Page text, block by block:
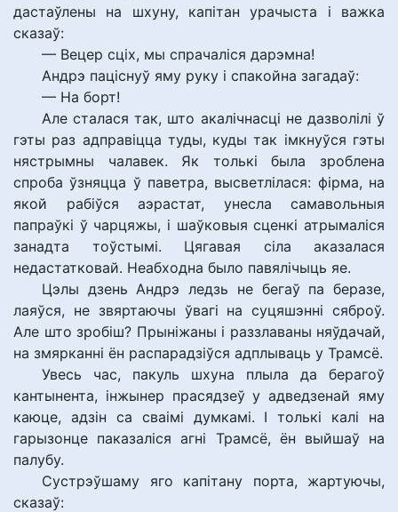
дастаўлены на шхуну, капітан урачыста і важка
сказаў:
— Вецер сціх, мы спрачаліся дарэмна!
Андрэ паціснуў яму руку і спакойна загадаў:
— На борт!
Але сталася так, што акалічнасці не дазволілі ў
гэты раз адправіцца туды, куды так імкнуўся гэты
нястрымны чалавек. Як толькі была зроблена
спроба ўзняцца ў паветра, высветлілася: фірма, на
якой рабіўся аэрастат, унесла самавольныя
папраўкі ў чарцяжы, і шаўковыя сценкі атрымаліся
занадта тоўстымі. Цягавая сіла аказалася
недастатковай. Неабходна было павялічыць яе.
Цэлы дзень Андрэ ледзь не бегаў па беразе,
лаяўся, не звяртаючы ўвагі на суцяшэнні сяброў.
Але што зробіш? Прыніжаны і раззлаваны няўдачай,
на змярканні ён распарадзіўся адплываць у Трамсё.
Увесь час, пакуль шхуна плыла да берагоў
кантынента, інжынер прасядзеў у адведзенай яму
каюце, адзін са сваімі думкамі. І толькі калі на
гарызонце паказаліся агні Трамсё, ён выйшаў на
палубу.
Сустрэўшаму яго капітану порта, жартуючы,
сказаў: